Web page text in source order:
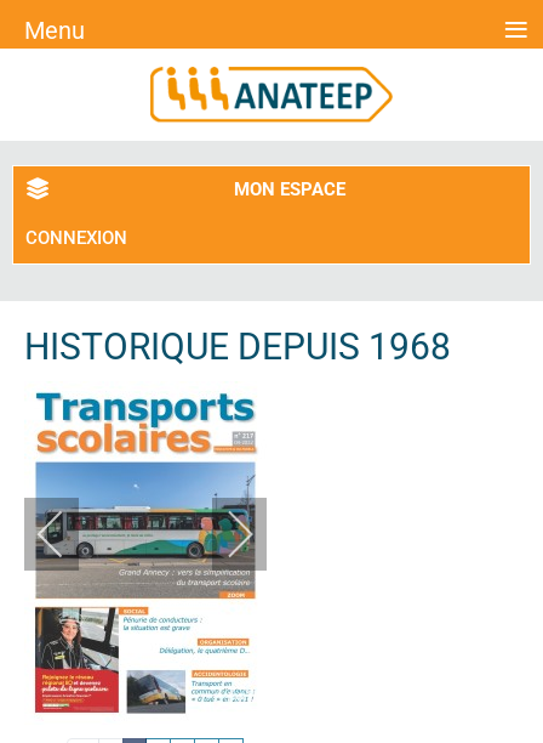
MON ESPACE
CONNEXION
HISTORIQUE DEPUIS 1968
Menu ≡